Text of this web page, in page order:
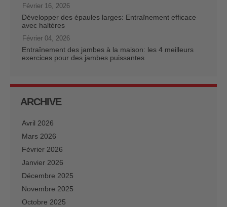
Février 16, 2026
Développer des épaules larges: Entraînement efficace
avec haltères
Février 04, 2026
Entraînement des jambes à la maison: les 4 meilleurs
exercices pour des jambes puissantes
ARCHIVE
Avril 2026
Mars 2026
Février 2026
Janvier 2026
Décembre 2025
Novembre 2025
Octobre 2025